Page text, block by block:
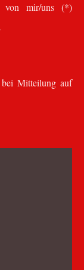
von mir/uns (*)
bei Mitteilung auf